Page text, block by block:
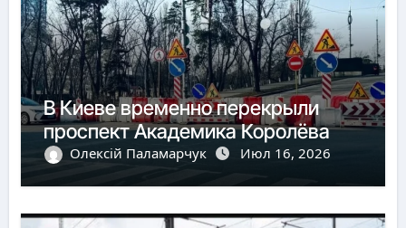
В Киеве временно перекрыли
проспект Академика Королёва
Олексій Паламарчук Июл 16, 2026